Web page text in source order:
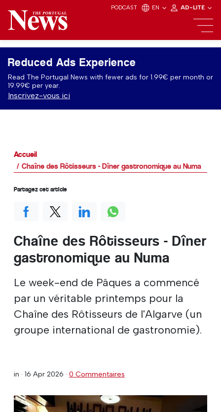
PODCAST EN AD-LITE
Reduced Ads Experience
Read The Portugal News with fewer ads for 1.99€ per month or
19.99€ per year.
Inscrivez-vous ici
Accueil
Chaîne des Rôtisseurs - Dîner gastronomique au Numa
Chaîne des Rôtisseurs - Dîner
gastronomique au Numa
Le week-end de Pâques a commencé
par un véritable printemps pour la
Chaîne des Rôtisseurs de l'Algarve (un
groupe international de gastronomie).
in · 16 Apr 2026 · 0 Commentaires
Partagez cet article